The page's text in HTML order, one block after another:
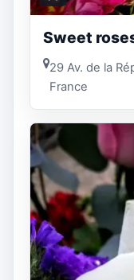
Sweet
29 Av. de la
France